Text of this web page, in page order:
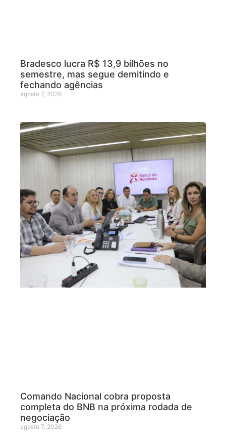
Bradesco lucra R$ 13,9 bilhões no
semestre, mas segue demitindo e
fechando agências
agosto 7, 2026
Comando Nacional cobra proposta
completa do BNB na próxima rodada de
negociação
agosto 7, 2026